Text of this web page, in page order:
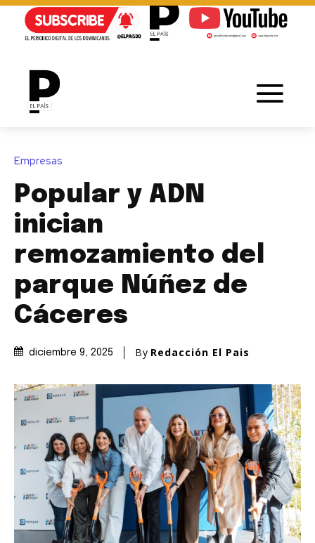
Empresas
Popular y ADN
inician
remozamiento del
parque Núñez de
Cáceres
diciembre 9, 2025 By Redacción El Pais